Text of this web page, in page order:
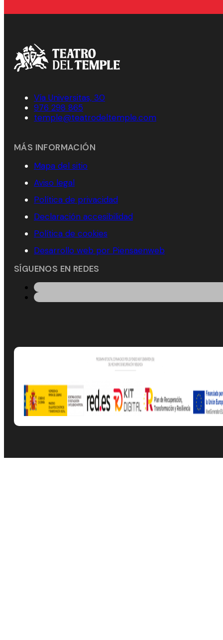
Vía Universitas, 30
976 298 865
temple@teatrodeltemple.com
MÁS INFORMACIÓN
Mapa del sitio
Aviso legal
Política de privacidad
Declaración accesibilidad
Política de cookies
Desarrollo web por Piensaenweb
SÍGUENOS EN REDES